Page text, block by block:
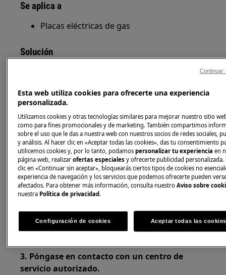
Se aplica a
Placas eléctricas de gas
Solución
1. Apague y encienda la placa.
Si E6 vuelve a aparecer, presione el botón
"||" y a continuación .
Cuando vea "0", se habrá reiniciado la
incidencia habrá sido solventada.
2. Asegúrese de que la corona y la tapa de la
llama estén colocadas correctamente y limpie
la parte metálica del dispositivo de seguridad
3. Póngase en contacto con un centro de
servicio autorizado.
Esta web utiliza cookies para ofrecerte una experiencia
personalizada.
Utilizamos cookies y otras tecnologías similares para mejorar nuestro sitio
como para fines promocionales y de marketing. También compartimos
sobre el uso que le das a nuestra web con nuestros socios de redes sociales,
y análisis. Al hacer clic en «Aceptar todas las cookies», das tu consentimiento
utilicemos cookies y, por lo tanto, podamospersonalizar tu experienciaen
página web, realizarofertas especiales y ofrecerte publicidad personalizada.
clic en «Continuar sin aceptar», bloquearás ciertos tipos de cookies no
experiencia de navegación y los servicios que podemos ofrecerte pueden
afectados. Para obtener más información, consulta nuestroAviso sobre
nuestra Política de privacidad .
Configuración de cookies Aceptar todas las cookies
Continuar